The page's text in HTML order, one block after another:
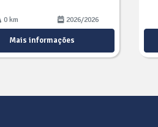
0 km 2026/2026
Mais informações